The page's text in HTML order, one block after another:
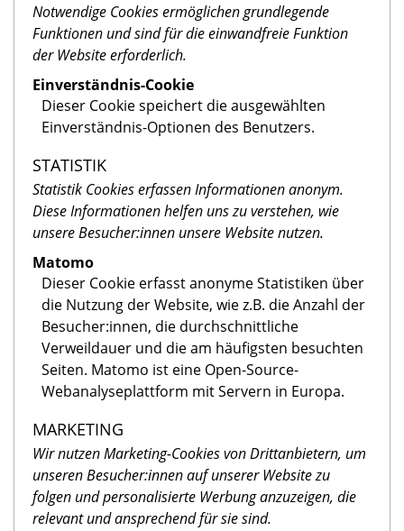
Notwendige Cookies ermöglichen grundlegende
Funktionen und sind für die einwandfreie Funktion
der Website erforderlich.
Einverständnis-Cookie
Dieser Cookie speichert die ausgewählten
Einverständnis-Optionen des Benutzers.
STATISTIK
Statistik Cookies erfassen Informationen anonym.
Diese Informationen helfen uns zu verstehen, wie
unsere Besucher:innen unsere Website nutzen.
Matomo
Dieser Cookie erfasst anonyme Statistiken über
die Nutzung der Website, wie z.B. die Anzahl der
Besucher:innen, die durchschnittliche
Verweildauer und die am häufigsten besuchten
Seiten. Matomo ist eine Open-Source-
Webanalyseplattform mit Servern in Europa.
MARKETING
Wir nutzen Marketing-Cookies von Drittanbietern, um
unseren Besucher:innen auf unserer Website zu
folgen und personalisierte Werbung anzuzeigen, die
relevant und ansprechend für sie sind.